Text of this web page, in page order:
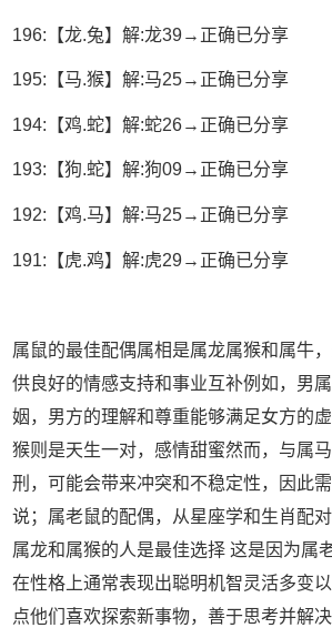
196:【龙.兔】解:龙39→正确已分享
195:【马.猴】解:马25→正确已分享
194:【鸡.蛇】解:蛇26→正确已分享
193:【狗.蛇】解:狗09→正确已分享
192:【鸡.马】解:马25→正确已分享
191:【虎.鸡】解:虎29→正确已分享
属鼠的最佳配偶属相是属龙属猴和属牛
供良好的情感支持和事业互补例如，男
姻，男方的理解和尊重能够满足女方的
猴则是天生一对，感情甜蜜然而，与属
刑，可能会带来冲突和不稳定性，因此
说；属老鼠的配偶，从星座学和生肖配
属龙和属猴的人是最佳选择 这是因为属
在性格上通常表现出聪明机智灵活多变
点他们喜欢探索新事物，善于思考并解